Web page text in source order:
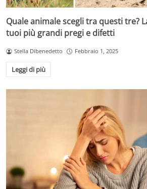
Quale animale scegli tra questi tre?
tuoi più grandi pregi e difetti
Stella Dibenedetto Febbraio 1, 2025
Leggi di più